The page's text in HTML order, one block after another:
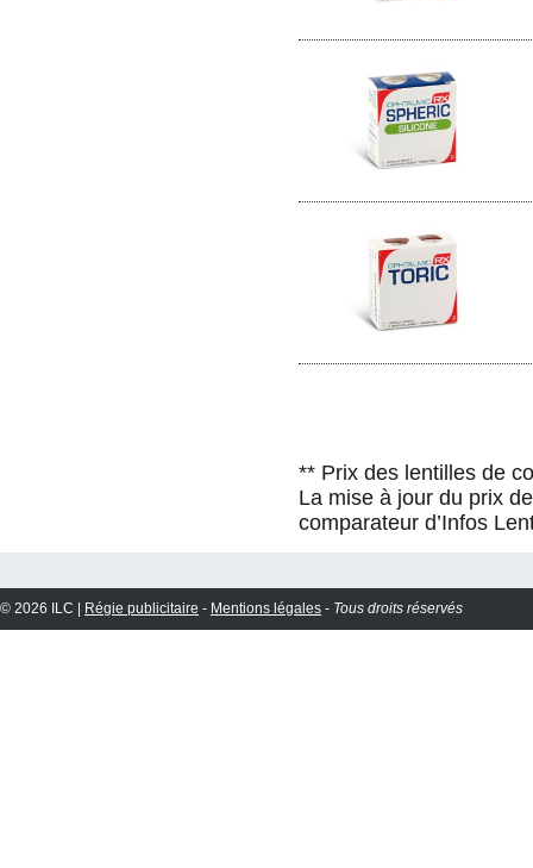
** Prix des lentilles de
La mise à jour du prix
comparateur d’Infos
© 2026 ILC | Régie publicitaire - Mentions légales - Tous droits réservés